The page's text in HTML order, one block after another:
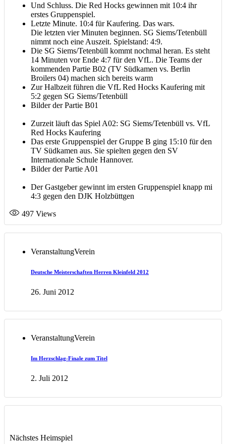
Und Schluss. Die Red Hocks gewinnen mit 10:4 ihr
erstes Gruppenspiel.
Letzte Minute. 10:4 für Kaufering. Das wars.
Die letzten vier Minuten beginnen. SG Siems/Tetenbüll
nimmt noch eine Auszeit. Spielstand: 4:9.
Die SG Siems/Tetenbüll kommt nochmal heran. Es steht
14 Minuten vor Ende 4:7 für den VfL. Die Teams der
kommenden Partie B02 (TV Südkamen vs. Berlin
Broilers 04) machen sich bereits warm
Zur Halbzeit führen die VfL Red Hocks Kaufering mit
5:2 gegen SG Siems/Tetenbüll
Bilder der Partie B01
Zurzeit läuft das Spiel A02: SG Siems/Tetenbüll vs. VfL
Red Hocks Kaufering
Das erste Gruppenspiel der Gruppe B ging 15:10 für den
TV Südkamen aus. Sie spielten gegen den SV
Internationale Schule Hannover.
Bilder der Partie A01
Der Gastgeber gewinnt im ersten Gruppenspiel knapp mi
4:3 gegen den DJK Holzbüttgen
497 Views
VeranstaltungVerein
Deutsche Meisterschaften Herren Kleinfeld 2012
26. Juni 2012
VeranstaltungVerein
Im Herzschlag-Finale zum Titel
2. Juli 2012
Nächstes Heimspiel